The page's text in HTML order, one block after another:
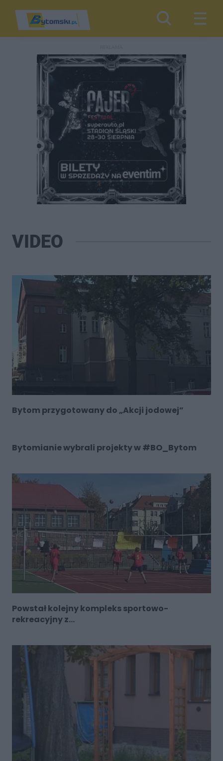
VIDEO
Bytom przygotowany do „Akcji jodowej”
Bytomianie wybrali projekty w #BO_Bytom
Powstał kolejny kompleks sportowo-
rekreacyjny z...